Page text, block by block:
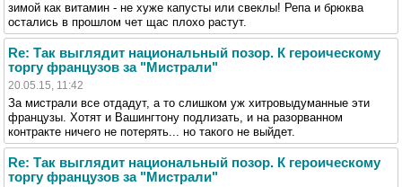
зимой как витамин - не хуже капусты или свеклы! Репа и брюква
остались в прошлом чет щас плохо растут.
Re: Так выглядит национальный позор. К героическому
торгу французов за "Мистрали"
20.05.15, 11:42
За мистрали все отдадут, а то слишком уж хитровыдуманные эти
французы. Хотят и Вашингтону подлизать, и на разорванном
контракте ничего не потерять... но такого не выйдет.
Re: Так выглядит национальный позор. К героическому
торгу французов за "Мистрали"